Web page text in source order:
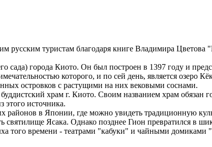
туристам благодаря книге Владимира Цветова
сада) города Киото. Он был построен в 1397 году и
которого, и по сей день, является озеро
островков с растущими на них вековыми соснами.
храм г. Киото. Своим названием храм обязан
этого источника.
районов в Японии, где можно увидеть традиционную
Ясака. Однако позднее Гион превратился в
того времени - театрами "кабуки" и чайными домиками